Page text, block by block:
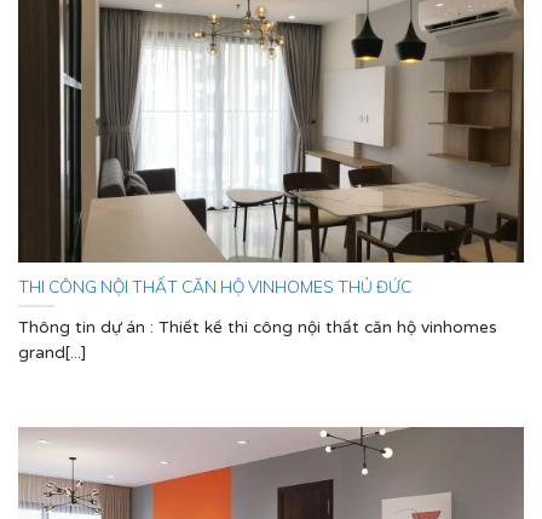
THI CÔNG NỘI THẤT CĂN HỘ VINHOMES THỦ ĐỨC
Thông tin dự án : Thiết kế thi công nội thất căn hộ vinhomes
grand[...]